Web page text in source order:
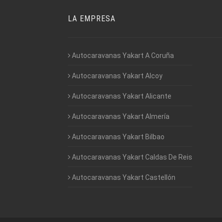
LA EMPRESA
Autocaravanas Yakart A Coruña
Autocaravanas Yakart Alcoy
Autocaravanas Yakart Alicante
Autocaravanas Yakart Almería
Autocaravanas Yakart Bilbao
Autocaravanas Yakart Caldas De Reis
Autocaravanas Yakart Castellón